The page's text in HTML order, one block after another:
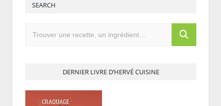
SEARCH
DERNIER LIVRE D’HERVÉ CUISINE